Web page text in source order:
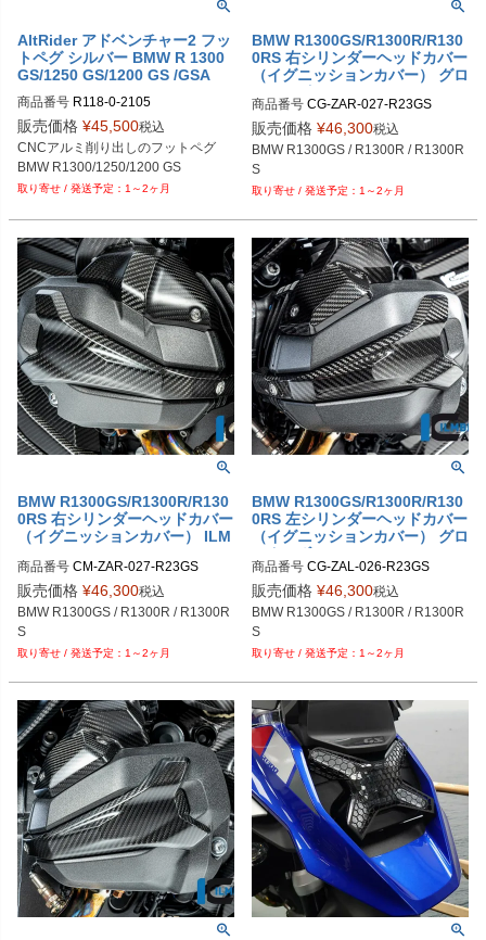
AltRider アドベンチャー2 フッ
トペグ シルバー BMW R 1300
GS/1250 GS/1200 GS /GSA
商品番号 R118-0-2105
販売価格 ¥45,500税込
CNCアルミ削り出しのフットペグ
BMW R1300/1250/1200 GS
1～2ヶ月
BMW R1300GS/R1300R/R130
0RS 右シリンダーヘッドカバー
（イグニッションカバー） グロ
商品番号 CG-ZAR-027-R23GS
メーカー品番：CG.ZAL.027.R23GS
販売価格 ¥46,300税込
BMW R1300GS / R1300R / R1300R
S
1～2ヶ月
BMW R1300GS/R1300R/R130
0RS 右シリンダーヘッドカバー
（イグニッションカバー） ILM
商品番号 CM-ZAR-027-R23GS
メーカー品番：CM.ZAL.026.R23GS
販売価格 ¥46,300税込
BMW R1300GS / R1300R / R1300R
S
1～2ヶ月
BMW R1300GS/R1300R/R130
0RS 左シリンダーヘッドカバー
（イグニッションカバー） グロ
スカーボン ILMBERGER
商品番号 CG-ZAL-026-R23GS
メーカー品番：CG.ZAL.026.R23GS
販売価格 ¥46,300税込
BMW R1300GS / R1300R / R1300R
S
1～2ヶ月